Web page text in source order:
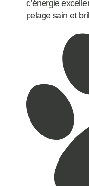
d’énergie
pelage sain et